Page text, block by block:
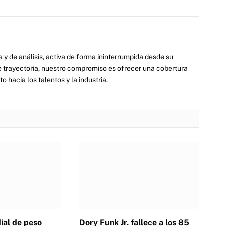
de análisis, activa de forma ininterrumpida desde su
trayectoria, nuestro compromiso es ofrecer una cobertura
hacia los talentos y la industria.
de peso Dory Funk Jr. fallece a los 85